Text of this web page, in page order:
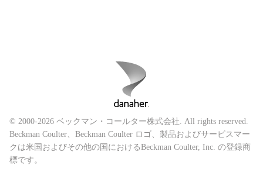
© 2000-2026 ベックマン・コールター株式会社. All rights reserved.
Beckman Coulter、Beckman Coulter ロゴ、製品およびサービスマー
クは米国およびその他の国におけるBeckman Coulter, Inc. の登録商
標です。